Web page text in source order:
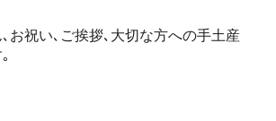
お祝い､ご挨拶､大切な方への手土産